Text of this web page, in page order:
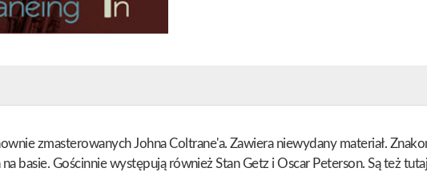
zmasterowanych Johna Coltrane'a. Zawiera niewydany materiał.
basie. Gościnnie występują również Stan Getz i Oscar Peterson. Są też